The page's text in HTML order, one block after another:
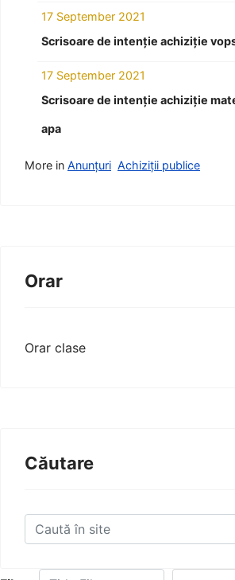
17 September 2021
Scrisoare de intenție achiziție
17 September 2021
Scrisoare de intenție achiziție
apa
More in Anunțuri Achiziții publice
Orar
Orar clase
Căutare